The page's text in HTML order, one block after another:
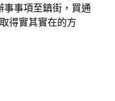
事事項至鎮街，買通
得實其實在的方